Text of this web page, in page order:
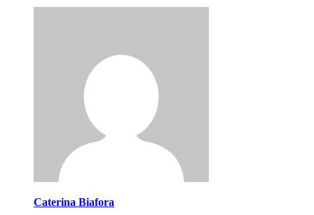
Caterina Biafora